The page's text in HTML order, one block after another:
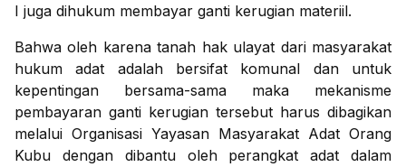
I juga dihukum membayar ganti kerugian materiil.
Bahwa oleh karena tanah hak ulayat dari masyarakat
hukum adat adalah bersifat komunal dan untuk
kepentingan bersama-sama maka mekanisme
pembayaran ganti kerugian tersebut harus dibagikan
melalui Organisasi Yayasan Masyarakat Adat Orang
Kubu dengan dibantu oleh perangkat adat dalam